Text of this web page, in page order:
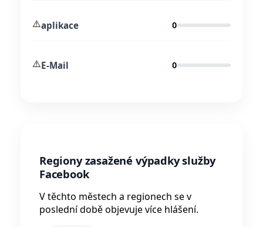
⚠️aplikace 0
⚠️E-Mail 0
Regiony zasažené výpadky služby
Facebook
V těchto městech a regionech se v
poslední době objevuje více hlášení.